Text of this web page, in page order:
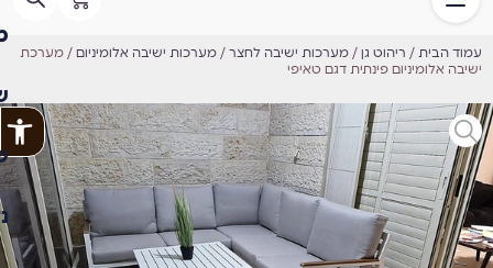
עמוד הבית / ריהוט גן / מערכות ישיבה לחצר / מערכות ישיבה אלומיניום / מערכת
ישיבה אלומיניום פינתית דגם טאיפי